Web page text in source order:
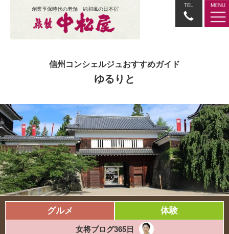
創業享保時代の老舗 純和風の日本宿
信州コンシェルジュおすすめガイド
ゆるりと
グルメ 体験
女将ブログ365日